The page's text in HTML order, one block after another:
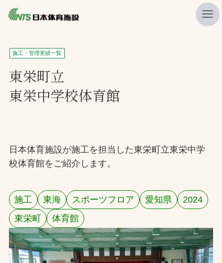
私たちの強み
ニュース
プレスリリース
施工・管理実績一覧
会社概要
採用情報
お問合せ
施工・管理実績一覧
東栄町立
東栄中学校体育館
日本体育施設が施工を担当した東栄町立東栄中学
校体育館をご紹介します。
施工 東海 スポーツフロア 愛知県
2024
東栄町
体育館